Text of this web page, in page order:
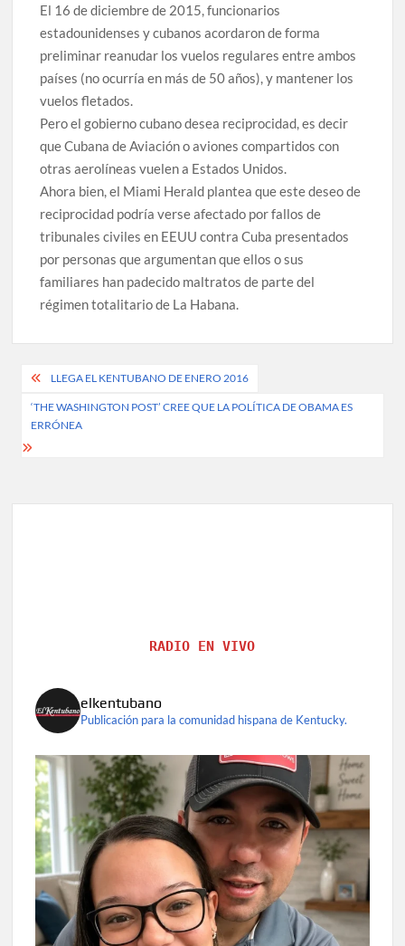
El 16 de diciembre de 2015, funcionarios
estadounidenses y cubanos acordaron de forma
preliminar reanudar los vuelos regulares entre ambos
países (no ocurría en más de 50 años), y mantener los
vuelos fletados.
Pero el gobierno cubano desea reciprocidad, es decir
que Cubana de Aviación o aviones compartidos con
otras aerolíneas vuelen a Estados Unidos.
Ahora bien, el Miami Herald plantea que este deseo de
reciprocidad podría verse afectado por fallos de
tribunales civiles en EEUU contra Cuba presentados
por personas que argumentan que ellos o sus
familiares han padecido maltratos de parte del
régimen totalitario de La Habana.
Post
navigation
LLEGA EL KENTUBANO DE ENERO 2016
‘THE WASHINGTON POST’ CREE QUE LA POLÍTICA DE OBAMA ES
ERRÓNEA
RADIO EN VIVO
elkentubano
Publicación para la comunidad hispana de Kentucky.